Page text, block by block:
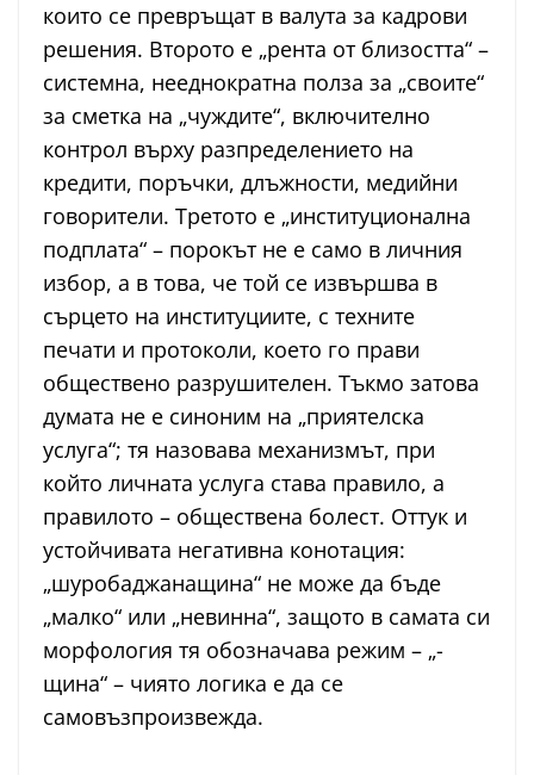
които се превръщат в валута за кадрови
решения. Второто е „рента от близостта“ –
системна, нееднократна полза за „своите“
за сметка на „чуждите“, включително
контрол върху разпределението на
кредити, поръчки, длъжности, медийни
говорители. Третото е „институционална
подплата“ – порокът не е само в личния
избор, а в това, че той се извършва в
сърцето на институциите, с техните
печати и протоколи, което го прави
обществено разрушителен. Тъкмо затова
думата не е синоним на „приятелска
услуга“; тя назовава механизмът, при
който личната услуга става правило, а
правилото – обществена болест. Оттук и
устойчивата негативна конотация:
„шуробаджанащина“ не може да бъде
„малко“ или „невинна“, защото в самата си
морфология тя обозначава режим – „-
щина“ – чиято логика е да се
самовъзпроизвежда.